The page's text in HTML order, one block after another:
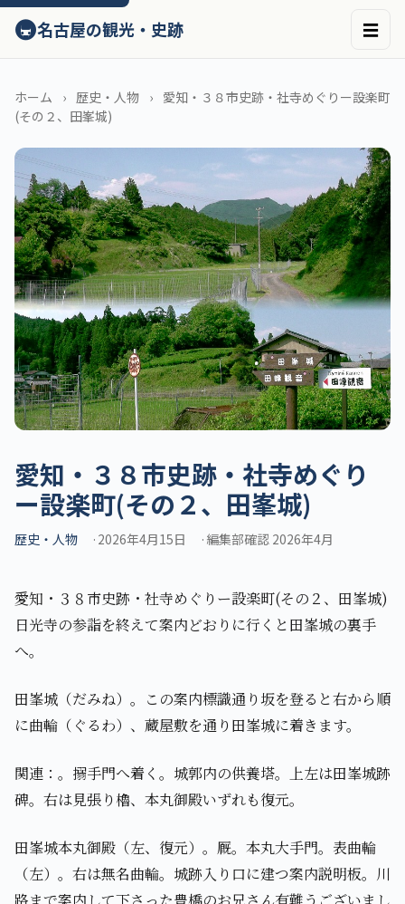
ン
テ
へ
ス
ッ
プ
🚇名古屋の観光・史跡 ☰
ホーム 歴史・人物
愛知・３８市史跡・社寺めぐりー設楽町
(その２、田峯城)
愛知・３８市史跡・社寺めぐり
ー設楽町(その２、田峯城)
歴史・人物 2026年4月15日 編集部確認 2026年4月
愛知・３８市史跡・社寺めぐりー設楽町(その２、田峯城)
日光寺の参詣を終えて案内どおりに行くと田峯城の裏手
へ。
田峯城（だみね）。この案内標識通り坂を登ると右から順
に曲輪（ぐるわ）、蔵屋敷を通り田峯城に着きます。
関連：。搦手門へ着く。城郭内の供養塔。上左は田峯城跡
碑。右は見張り櫓、本丸御殿いずれも復元。
田峯城本丸御殿（左、復元）。厩。本丸大手門。表曲輪
（左）。右は無名曲輪。城跡入り口に建つ案内説明板。川